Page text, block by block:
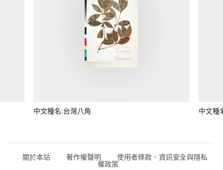
中文種名:台灣八角 中文種
關於本站 著作權聲明 使用者條款、資訊安全與隱私
權政策